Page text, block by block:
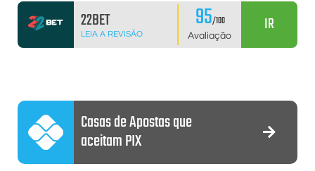
22BET
LEIA A REVISÃO 95/100
Avaliação
IR
Casas de Apostas que
aceitam PIX